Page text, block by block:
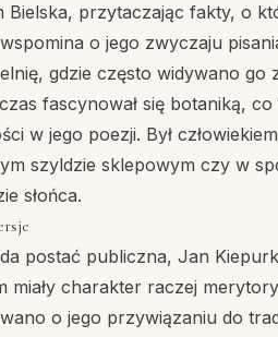
Bielska, przytaczając fakty, o
o jego zwyczaju
gdzie często widywano
fascynował się botaniką,
w jego poezji. Był
szyldzie sklepowym czy w
słońca.
postać publiczna, Jan
miały charakter raczej
o jego przywiązaniu do